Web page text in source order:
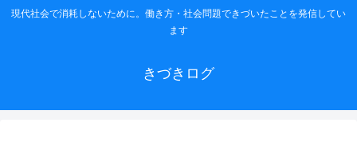
現代社会で消耗しないために。働き方・社会問題できづいたことを発信してい
ます
きづきログ